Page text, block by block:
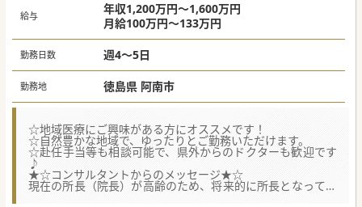
給与
年収1,200万円～1,600万円
月給100万円～133万円
勤務日数 週4～5日
勤務地 徳島県 阿南市
☆地域医療にご興味がある方にオススメです！
☆自然豊かな地域で、ゆったりとご勤務いただけます。
☆赴任手当等も相談可能で、県外からのドクターも歓迎です
♪
★☆コンサルタントからのメッセージ★☆
現在の所長（院長）が高齢のため、将来的に所長となってい
ただけるドクターを募集しております。